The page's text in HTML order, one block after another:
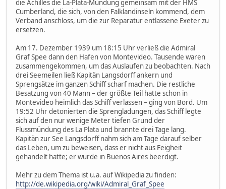
die Achilles die La-Plata-Mündung gemeinsam mit der HMS
Cumberland, die sich, von den Falklandinseln kommend, dem
Verband anschloss, um die zur Reparatur entlassene Exeter zu
ersetzen.
Am 17. Dezember 1939 um 18:15 Uhr verließ die Admiral
Graf Spee dann den Hafen von Montevideo. Tausende waren
zusammengekommen, um das Auslaufen zu beobachten. Nach
drei Seemeilen ließ Kapitän Langsdorff ankern und
Sprengsätze im ganzen Schiff scharf machen. Die restliche
Besatzung von 40 Mann – der größte Teil hatte schon in
Montevideo heimlich das Schiff verlassen – ging von Bord. Um
19:52 Uhr detonierten die Sprengladungen, das Schiff legte
sich auf den nur wenige Meter tiefen Grund der
Flussmündung des La Plata und brannte drei Tage lang.
Kapitän zur See Langsdorff nahm sich am Tage darauf selber
das Leben, um zu beweisen, dass er nicht aus Feigheit
gehandelt hatte; er wurde in Buenos Aires beerdigt.
Mehr zu dem Thema ist u.a. auf Wikipedia zu finden:
http://de.wikipedia.org/wiki/Admiral_Graf_Spee